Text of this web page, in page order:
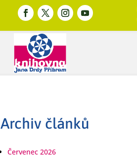
Archiv článků
Červenec 2026